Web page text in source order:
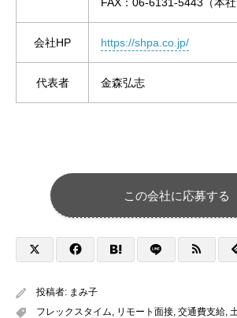
会社HP https://shpa.co.jp/
代表者 金森弘志
この会社に応募する
投稿者: まみ子
フレックスタイム, リモート面接, 交通費支給,